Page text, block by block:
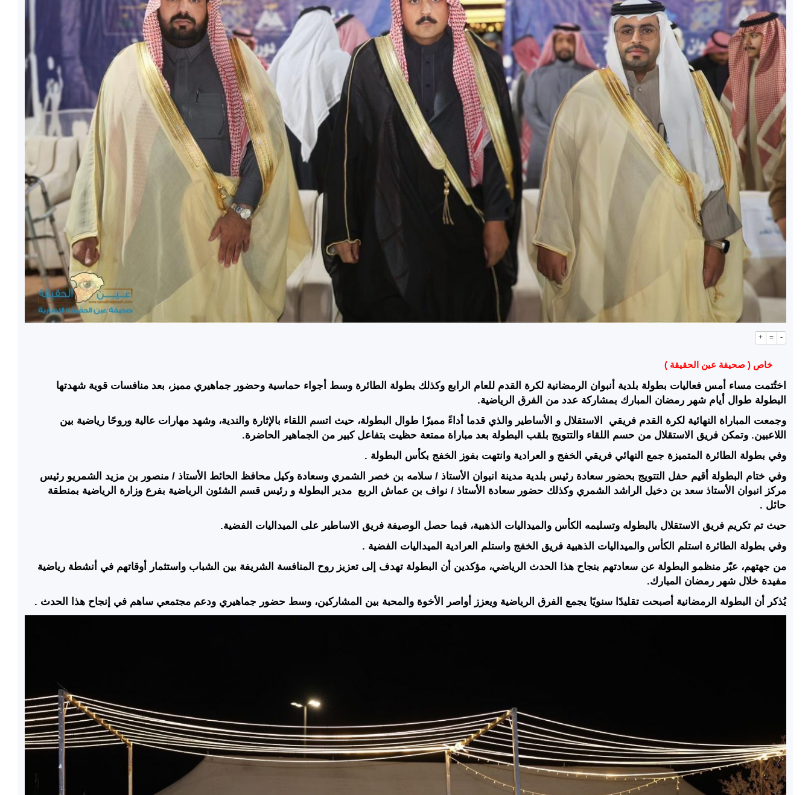
+ = -
خاص ( صحيفة عين الحقيقة )
اختُتمت مساء أمس فعاليات بطولة بلدية أنبوان الرمضانية لكرة القدم للعام الرابع وكذلك بطولة الطائرة وسط أجواء حماسية وحضور جماهيري مميز، بعد منافسات قوية شهدتها
البطولة طوال أيام شهر رمضان المبارك بمشاركة عدد من الفرق الرياضية.
وجمعت المباراة النهائية لكرة القدم فريقي
الاستقلال و الأساطير والذي قدما أداءً مميزًا طوال البطولة، حيث اتسم اللقاء بالإثارة والندية، وشهد مهارات عالية وروحًا رياضية بين
اللاعبين. وتمكن فريق الاستقلال من حسم اللقاء والتتويج بلقب البطولة بعد مباراة ممتعة حظيت بتفاعل كبير من الجماهير الحاضرة.
وفي بطولة الطائرة المتميزة جمع النهائي فريقي الخفج و العرادية وانتهت بفوز الخفج بكأس البطولة .
وفي ختام البطولة أقيم حفل التتويج بحضور سعادة رئيس بلدية مدينة انبوان الأستاذ / سلامه بن خصر الشمري وسعادة وكيل محافظ الحائط الأستاذ / منصور بن مزيد الشمريو رئيس
مركز انبوان الأستاذ سعد بن دخيل الراشد الشمري وكذلك حضور سعادة الأستاذ / نواف بن عماش الربع مدير البطولة و رئيس قسم الشئون الرياضية بفرع وزارة الرياضية بمنطقة
حائل .
حيث تم تكريم فريق الاستقلال بالبطوله وتسليمه الكأس والميداليات الذهبية، فيما حصل الوصيفة فريق الاساطير على الميداليات الفضية.
وفي بطولة الطائرة استلم الكأس والميداليات الذهبية فريق الخفج واستلم العرادية الميداليات الفضية .
من جهتهم، عبّر منظمو البطولة عن سعادتهم بنجاح هذا الحدث الرياضي، مؤكدين أن البطولة تهدف إلى تعزيز روح المنافسة الشريفة بين الشباب واستثمار أوقاتهم في أنشطة رياضية
مفيدة خلال شهر رمضان المبارك.
يُذكر أن البطولة الرمضانية أصبحت تقليدًا سنويًا يجمع الفرق الرياضية ويعزز أواصر الأخوة والمحبة بين المشاركين، وسط حضور جماهيري ودعم مجتمعي ساهم في إنجاح هذا الحدث .